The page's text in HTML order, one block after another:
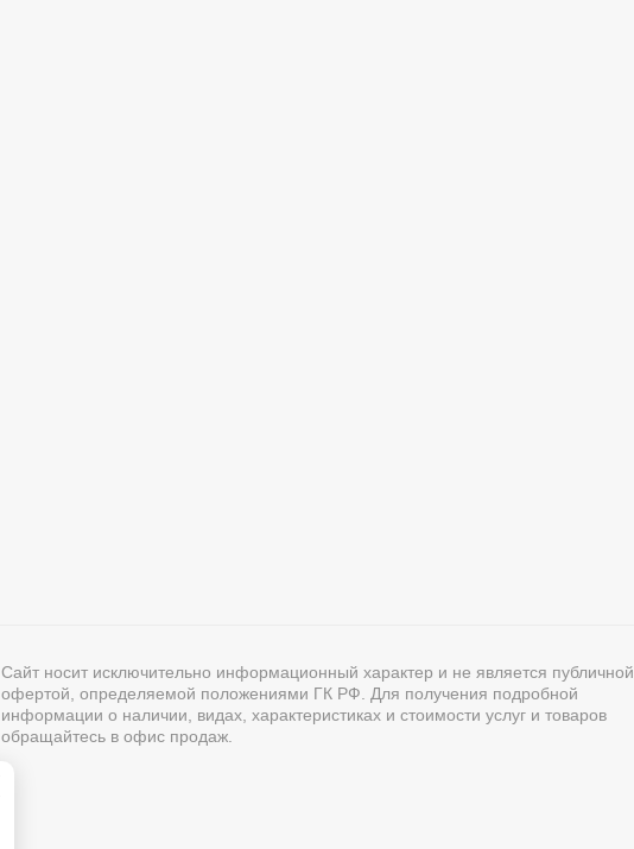
Сайт носит исключительно информационный характер и не является публичной
офертой, определяемой положениями ГК РФ. Для получения подробной
информации о наличии, видах, характеристиках и стоимости услуг и товаров
обращайтесь в офис продаж.